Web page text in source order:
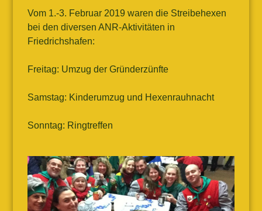
Vom 1.-3. Februar 2019 waren die Streibehexen
bei den diversen ANR-Aktivitäten in
Friedrichshafen:
Freitag: Umzug der Gründerzünfte
Samstag: Kinderumzug und Hexenrauhnacht
Sonntag: Ringtreffen